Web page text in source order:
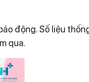
động. Số liệu
qua.